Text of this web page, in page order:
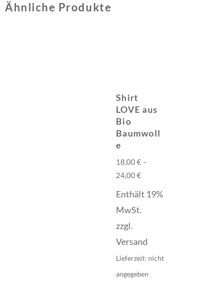
Ähnliche Produkte
Shirt
LOVE aus
Bio
Baumwoll
e
18,00€ –
24,00€
Enthält 19%
MwSt.
zzgl.
Versand
Lieferzeit: nicht
angegeben